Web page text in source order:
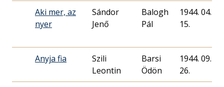
Aki mer, az
nyer
Sándor
Jenő
Balogh
Pál
1944. 04.
15.
Anyja fia
Szili
Leontin
Barsi
Ödön
1944. 09.
26.